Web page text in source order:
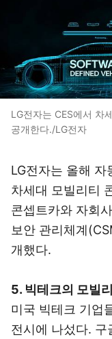
LG전자는 CES에서 차
공개한다./LG전자
LG전자는 올해
차세대 모빌리티
콘셉트카와 자회
보안 관리체계
개했다.
5. 빅테크의 모빌
미국 빅테크 기업
전시에 나섰다. 구